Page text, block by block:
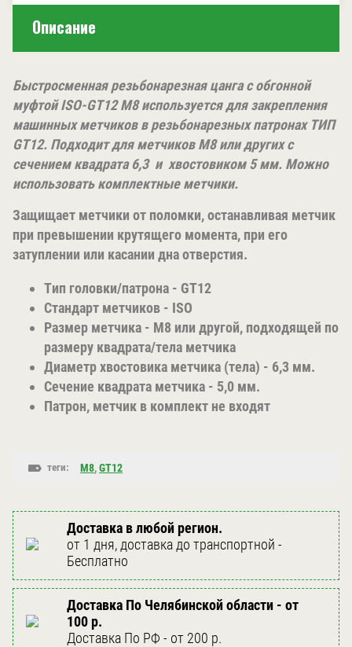
Описание
Быстросменная резьбонарезная цанга с обгонной
муфтойISO-GT12 M8используется для закрепления
машинных метчиков в резьбонарезных патронах ТИП
GT12. Подходит для метчиковМ8или других с
сечением квадрата 6,3 и хвостовиком 5 мм. Можно
использовать комплектные метчики.
Защищает метчики от поломки, останавливая метчик
при превышении крутящего момента, при его
затуплении или касании дна отверстия.
Тип головки/патрона - GT12
Стандарт метчиков - ISO
Размер метчика - М8 или другой, подходящей по
размеру квадрата/тела метчика
Диаметр хвостовика метчика (тела) - 6,3 мм.
Сечение квадрата метчика - 5,0 мм.
Патрон, метчик в комплект не входят
теги: M8,GT12
Доставка в любой регион.
от 1 дня, доставка до транспортной -
Бесплатно
Доставка По Челябинской области - от
100 р.
Доставка По РФ - от 200 р.